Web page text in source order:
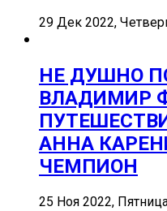
29 Дек 2022,
НЕ ДУШНО
ВЛАДИМИР
АННА
ЧЕМПИОН
25 Ноя 2022,